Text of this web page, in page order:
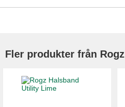
Fler produkter från Rogz